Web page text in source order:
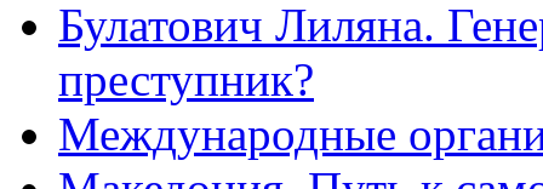
Булатович Лиляна.
преступник?
Международные